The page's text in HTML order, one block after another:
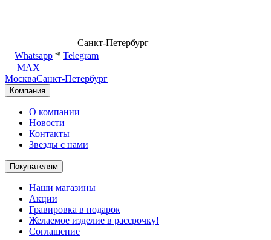
Санкт-Петербург
Whatsapp
Telegram
MAX
МоскваСанкт-Петербург
Компания
О компании
Новости
Контакты
Звезды с нами
Покупателям
Наши магазины
Акции
Гравировка в подарок
Желаемое изделие в рассрочку!
Соглашение